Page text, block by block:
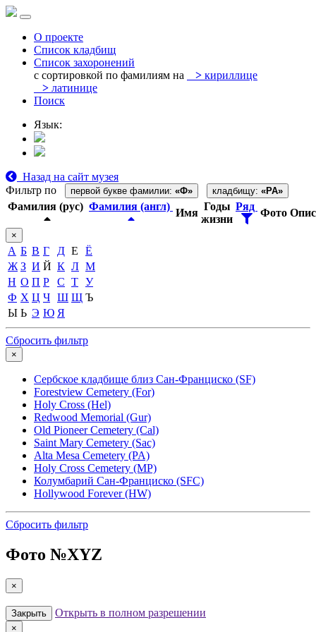
О проекте
Список кладбищ
Список захоронений
с сортировкой по фамилиям на
> кириллице
> латинице
Поиск
Язык:
Назад на сайт музея
Фильтр по
первой букве фамилии: «Ф» кладбищу: «PA»
Фамилия (рус) Фамилия (англ)
Имя
Годы
жизни
Ряд
Фото
×
А Б В Г Д Е
Ё
Ж З И Й К Л М
Н О П Р С Т У
Ф Х Ц Ч Ш Щ Ъ
Ы Ь Э Ю Я
Сбросить фильтр
×
Сербское кладбище близ Сан-Франциско (SF)
Forestview Cemetery (For)
Holy Cross (Hel)
Redwood Memorial (Gur)
Old Pioneer Cemetery (Cal)
Saint Mary Cemetery (Sac)
Alta Mesa Cemetery (PA)
Holy Cross Cemetery (MP)
Колумбарий Сан-Франциско (SFC)
Hollywood Forever (HW)
Сбросить фильтр
Фото №XYZ
×
Закрыть Открыть в полном разрешении
×